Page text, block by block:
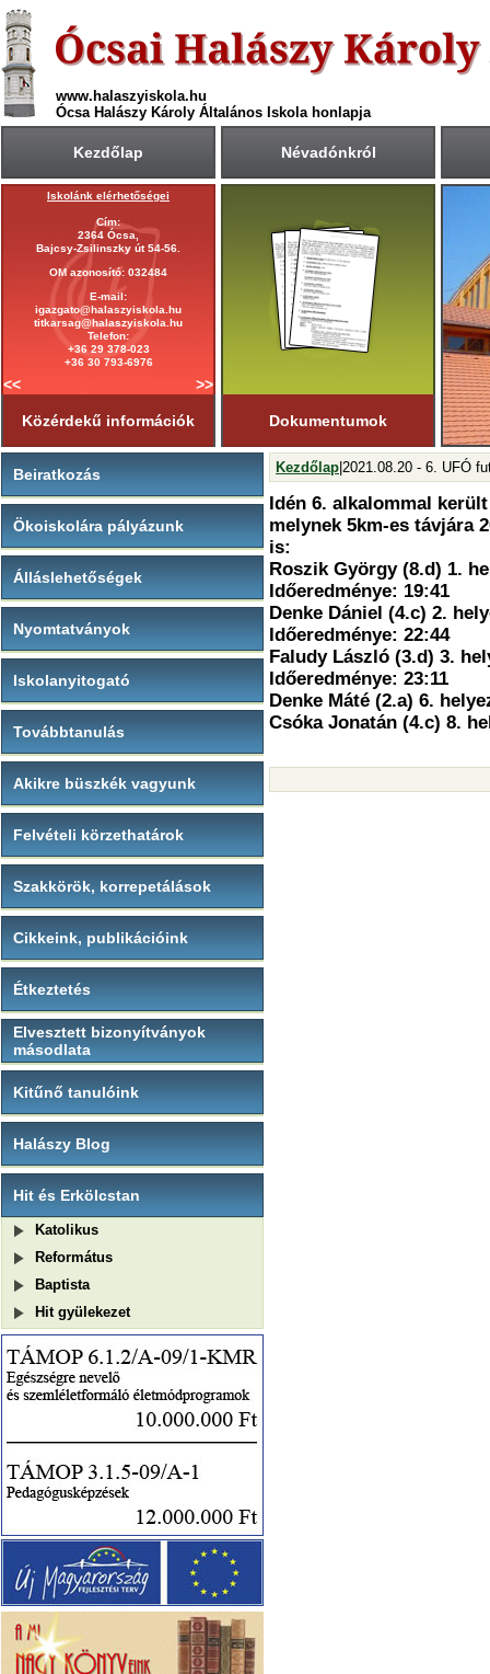
www.halaszyiskola.hu
Ócsa Halászy Károly Általános Iskola honlapja
Kezdőlap Névadónkról
Iskolánk elérhetőségei
Cím:
2364 Ócsa,
Bajcsy-Zsilinszky út 54-56.
OM azonosító: 032484
E-mail:
igazgato@halaszyiskola.hu
titkarsag@halaszyiskola.hu
Telefon:
+36 29 378-023
+36 30 793-6976
Első tanítási nap:
2025. szeptember 1. (hétfő)
Utolsó tanítási nap:
2026. június 19. (péntek)
Tanítási napok száma:
181 nap
Első félév
2026. január 23-igtart.
<< >>
Közérdekű információk Dokumentumok
Beiratkozás
Ökoiskolára pályázunk
Álláslehetőségek
Nyomtatványok
Iskolanyitogató
Továbbtanulás
Akikre büszkék vagyunk
Felvételi körzethatárok
Szakkörök, korrepetálások
Cikkeink, publikációink
Étkeztetés
Elvesztett bizonyítványok
másodlata
Kitűnő tanulóink
Halászy Blog
Hit és Erkölcstan
Katolikus
Református
Baptista
Hit gyülekezet
Kezdőlap |2021.08.20 - 6. UFÓ
Idén 6. alkalommal
melynek 5km-es távjára
is:
Roszik György (8.d) 1.
Időeredménye: 19:41
Denke Dániel (4.c) 2.
Időeredménye: 22:44
Faludy László (3.d) 3.
Időeredménye: 23:11
Denke Máté (2.a) 6.
Csóka Jonatán (4.c) 8.